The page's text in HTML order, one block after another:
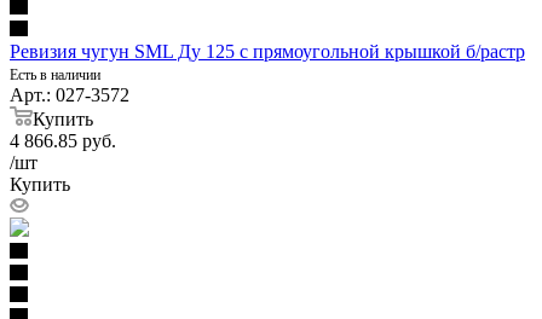
Ревизия чугун SML Ду 125 с прямоугольной крышкой б/растр
Есть в наличии
Арт.: 027-3572
Купить
4 866.85 руб.
/шт
Купить